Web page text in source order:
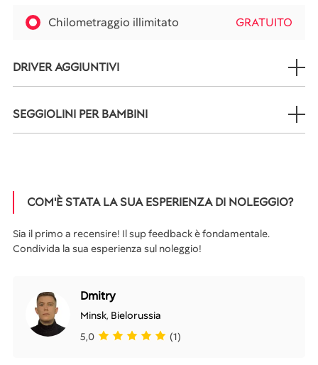
Chilometraggio illimitato GRATUITO
DRIVER AGGIUNTIVI
SEGGIOLINI PER BAMBINI
COM'È STATA LA SUA ESPERIENZA DI NOLEGGIO?
Sia il primo a recensire! Il sup feedback è fondamentale.
Condivida la sua esperienza sul noleggio!
Dmitry
Minsk, Bielorussia
5,0
(1)